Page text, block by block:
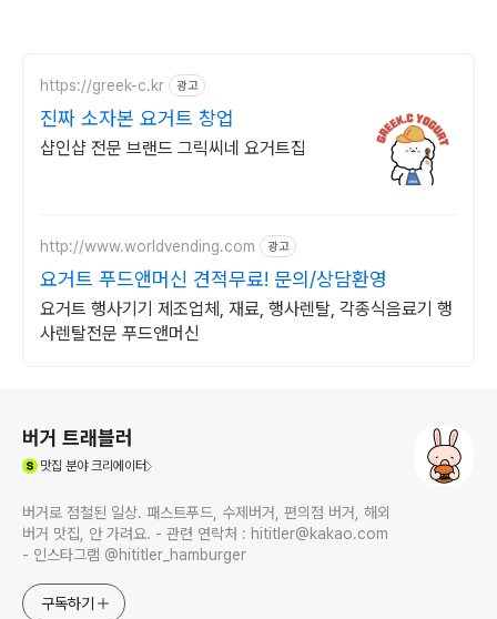
https://greek-c.kr 광고
진짜 소자본 요거트 창업
샵인샵 전문 브랜드 그릭씨네 요거트집
http://www.worldvending.com 광고
요거트 푸드앤머신 견적무료! 문의/상담환영
요거트 행사기기 제조업체, 재료, 행사렌탈, 각종식음료기 행
사렌탈전문 푸드앤머신
버거 트래블러
맛집 분야 크리에이터
버거로 점철된 일상. 패스트푸드, 수제버거, 편의점 버거, 해외
버거 맛집, 안 가려요. - 관련 연락처 : hititler@kakao.com
- 인스타그램 @hititler_hamburger
구독하기